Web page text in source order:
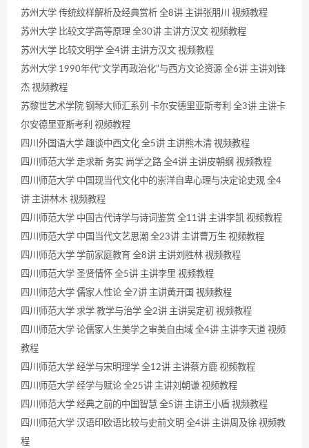
苏州大学 传统纹样解析及经典赏析 全8讲 主讲张朋川 视频教程
苏州大学 比较文学高等原理 全30讲 主讲方汉文 视频教程
苏州大学 比较文明学 全4讲 主讲方汉文 视频教程
苏州大学 1990年代“文学再政治化”与西方文论资源 全6讲 主讲刘锋
杰 视频教程
苏黎世艺术学院 钢琴大师汇系列 卡尔安德里亚斯考利 全3讲 主讲卡
尔安德里亚斯考利 视频教程
四川外国语大学 趣谈中西文化 全5讲 主讲熊木清 视频教程
四川师范大学 走求新 务实 尚学之路 全4讲 主讲皮朝纲 视频教程
四川师范大学 中国现当代文化中的崇洋自卑心理与决定论史观 全4
讲 主讲林木 视频教程
四川师范大学 中国古代诗学与诗词鉴赏 全11讲 主讲李凯 视频教程
四川师范大学 中国当代文艺思潮 全23讲 主讲曹万生 视频教程
四川师范大学 学前家庭教育 全8讲 主讲刘胜林 视频教程
四川师范大学 圣贤情怀 全5讲 主讲李里 视频教程
四川师范大学 儒家人性论 全7讲 主讲黄开国 视频教程
四川师范大学 求学 教学与治学 全2讲 主讲吴定初 视频教程
四川师范大学 论儒家人生美学之审美自由域 全4讲 主讲李天道 视频
教程
四川师范大学 经学与宋明理学 全12讲 主讲蔡方鹿 视频教程
四川师范大学 经学与赋论 全25讲 主讲刘朝谦 视频教程
四川师范大学 经典之前的中国智慧 全5讲 主讲王小盾 视频教程
四川师范大学 汉语印欧语比较与史前文明 全4讲 主讲周及徐 视频教
程